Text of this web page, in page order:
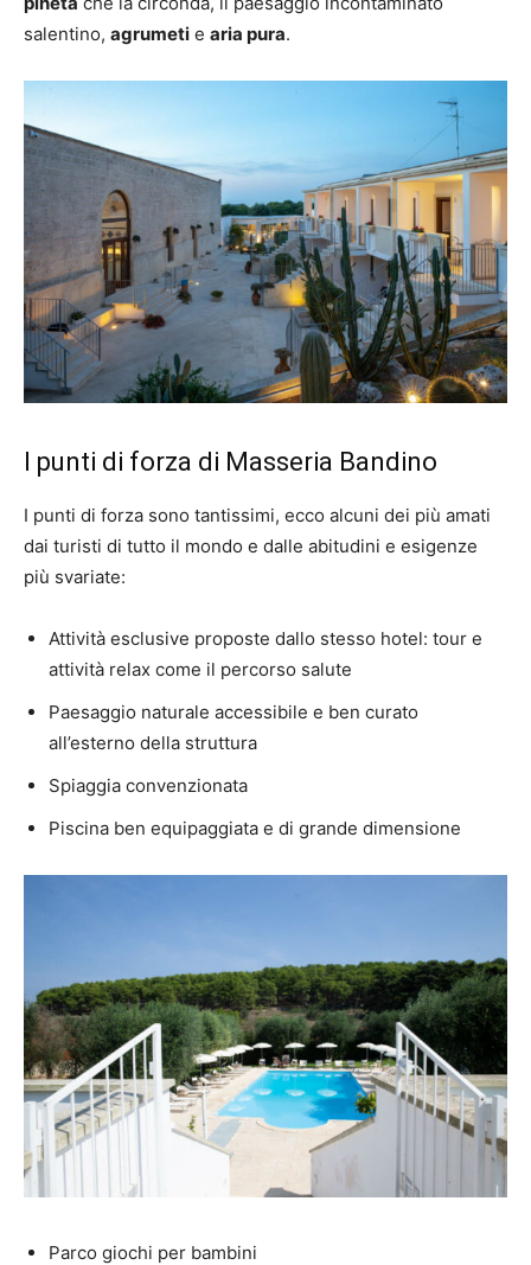
salentino, agrumeti e aria pura.
I punti di forza di Masseria Bandino
I punti di forza sono tantissimi, ecco alcuni dei più amati
dai turisti di tutto il mondo e dalle abitudini e esigenze
più svariate:
Attività esclusive proposte dallo stesso hotel: tour e
attività relax come il percorso salute
Paesaggio naturale accessibile e ben curato
all’esterno della struttura
Spiaggia convenzionata
Piscina ben equipaggiata e di grande dimensione
Parco giochi per bambini